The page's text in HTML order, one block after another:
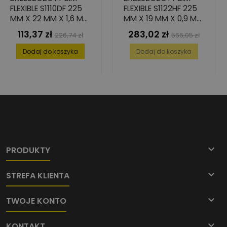
FLEXIBLE S1110DF 225
MM X 22 MM X 1,6 MM
-5 SZT.
Cena
113,37 zł Cena
podstawowa
226,74 zł
Dodaj do koszyka
FLEXIBLE S1122HF 225
MM X 19 MM X 0,9 MM
-25 SZT.
Cena
283,02 zł Cena
podstawowa
566,05 zł
Dodaj do koszyka
PRODUKTY 
STREFA KLIENTA 
TWOJE KONTO 